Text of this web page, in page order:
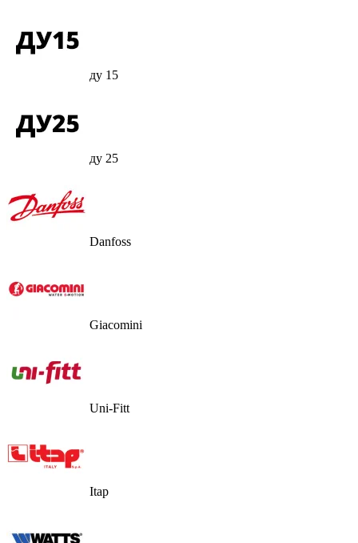
ду 15
ду 25
Danfoss
Giacomini
Uni-Fitt
Itap